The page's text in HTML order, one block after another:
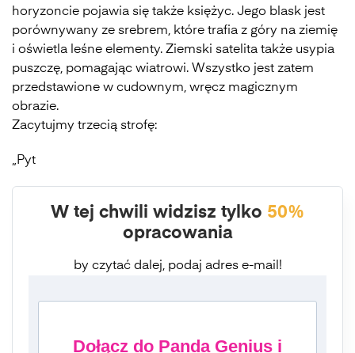
horyzoncie pojawia się także księżyc. Jego blask jest
porównywany ze srebrem, które trafia z góry na ziemię
i oświetla leśne elementy. Ziemski satelita także usypia
puszczę, pomagając wiatrowi. Wszystko jest zatem
przedstawione w cudownym, wręcz magicznym
obrazie.
Zacytujmy trzecią strofę:
„Pyt
W tej chwili widzisz tylko 50%
opracowania
by czytać dalej, podaj adres e-mail!
Dołącz do Panda Genius i